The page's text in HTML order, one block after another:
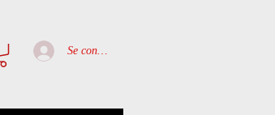
Se connecter